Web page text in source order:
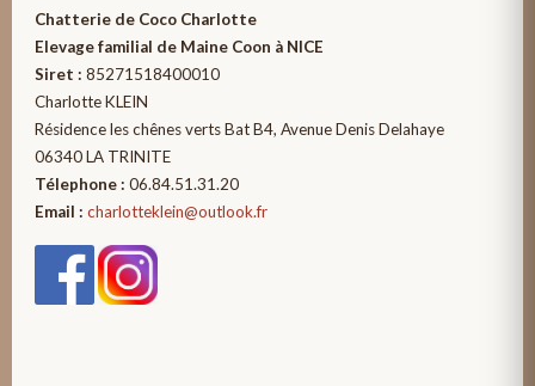
Chatterie de Coco Charlotte
Elevage familial de Maine Coon à NICE
Siret : 85271518400010
Charlotte KLEIN
Résidence les chênes verts Bat B4, Avenue Denis Delahaye
06340 LA TRINITE
Télephone : 06.84.51.31.20
Email : charlotteklein@outlook.fr